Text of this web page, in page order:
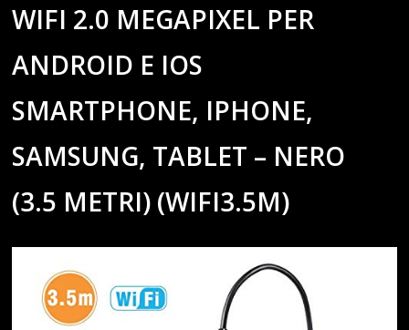
WIFI 2.0 MEGAPIXEL PER
ANDROID E IOS
SMARTPHONE, IPHONE,
SAMSUNG, TABLET – NERO
(3.5 METRI) (WIFI3.5M)